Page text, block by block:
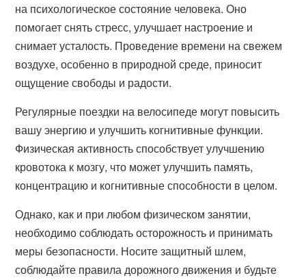
на психологическое состояние человека. Оно
помогает снять стресс, улучшает настроение и
снимает усталость. Проведение времени на свежем
воздухе, особенно в природной среде, приносит
ощущение свободы и радости.
Регулярные поездки на велосипеде могут повысить
вашу энергию и улучшить когнитивные функции.
Физическая активность способствует улучшению
кровотока к мозгу, что может улучшить память,
концентрацию и когнитивные способности в целом.
Однако, как и при любом физическом занятии,
необходимо соблюдать осторожность и принимать
меры безопасности. Носите защитный шлем,
соблюдайте правила дорожного движения и будьте